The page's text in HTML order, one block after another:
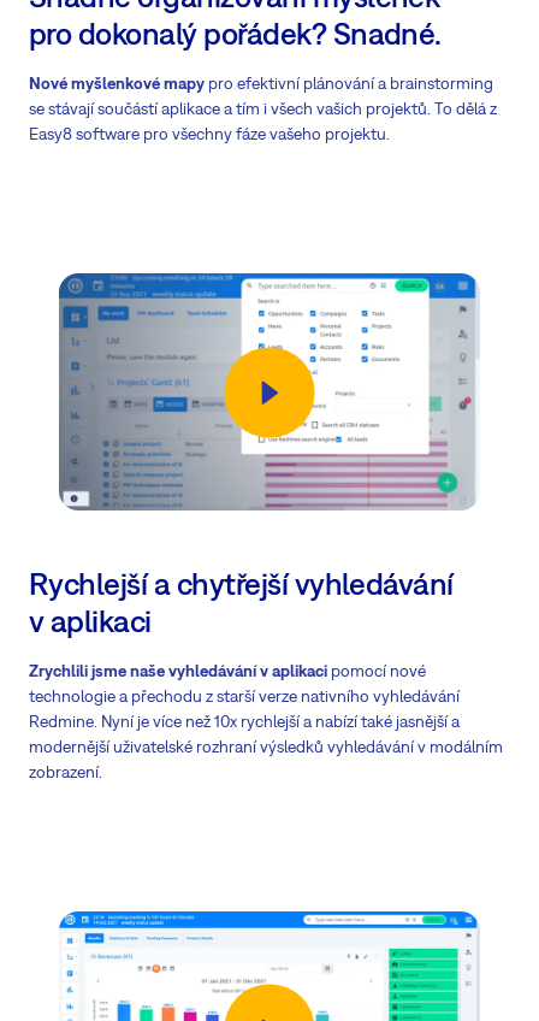
pro dokonalý pořádek? Snadné.
Nové myšlenkové mapy pro efektivní plánování a brainstorming
se stávají součástí aplikace a tím i všech vašich projektů. To dělá z
Easy8 software pro všechny fáze vašeho projektu.
Rychlejší a chytřejší vyhledávání
v aplikaci
Zrychlili jsme naše vyhledávání v aplikaci pomocí nové
technologie a přechodu z starší verze nativního vyhledávání
Redmine. Nyní je více než 10x rychlejší a nabízí také jasnější a
modernější uživatelské rozhraní výsledků vyhledávání v modálním
zobrazení.